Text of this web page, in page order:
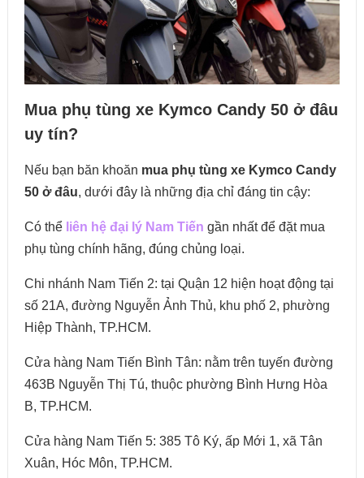
Mua phụ tùng xe Kymco Candy 50 ở đâu
uy tín?
Nếu bạn băn khoăn mua phụ tùng xe Kymco Candy
50 ở đâu, dưới đây là những địa chỉ đáng tin cậy:
Có thể liên hệ đại lý Nam Tiến gần nhất để đặt mua
phụ tùng chính hãng, đúng chủng loại.
Chi nhánh Nam Tiến 2: tại Quận 12 hiện hoạt động tại
số 21A, đường Nguyễn Ảnh Thủ, khu phố 2, phường
Hiệp Thành, TP.HCM.
Cửa hàng Nam Tiến Bình Tân: nằm trên tuyến đường
463B Nguyễn Thị Tú, thuộc phường Bình Hưng Hòa
B, TP.HCM.
Cửa hàng Nam Tiến 5: 385 Tô Ký, ấp Mới 1, xã Tân
Xuân, Hóc Môn, TP.HCM.